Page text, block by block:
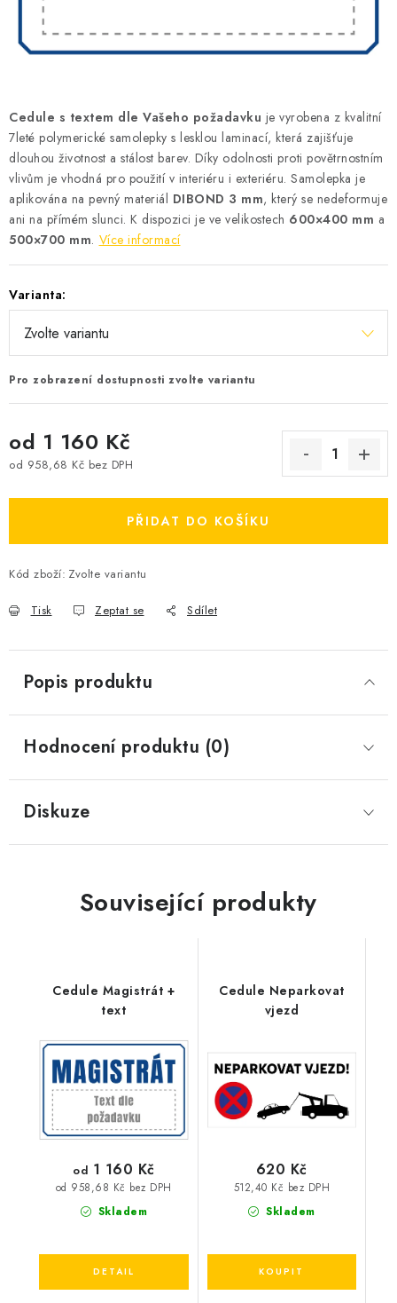
Podmínky vrácení peněz
Cedule s textem dle Vašeho požadavku je vyrobena z kvalitní
7leté polymerické samolepky s lesklou laminací, která zajišťuje
dlouhou životnost a stálost barev. Díky odolnosti proti povětrnostním
vlivům je vhodná pro použití v interiéru i exteriéru. Samolepka je
aplikována na pevný materiál DIBOND 3 mm, který se nedeformuje
ani na přímém slunci. K dispozici je ve velikostech 600×400 mm a
500×700 mm. Více informací
Varianta:
Pro zobrazení dostupnosti zvolte variantu
od 1 160 Kč
od 958,68 Kč bez DPH
PŘIDAT DO KOŠÍKU
Kód zboží: Zvolte variantu
Tisk Zeptat se Sdílet
Popis produktu
Hodnocení produktu (0)
Diskuze
Související produkty
Cedule Magistrát +
text
Skladem
od 958,68 Kč bez DPH
od 1 160 Kč
Cedule Neparkovat
vjezd
Skladem
512,40 Kč bez DPH
620 Kč